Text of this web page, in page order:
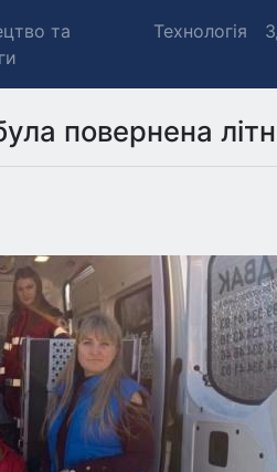
та
Технологія
повернена